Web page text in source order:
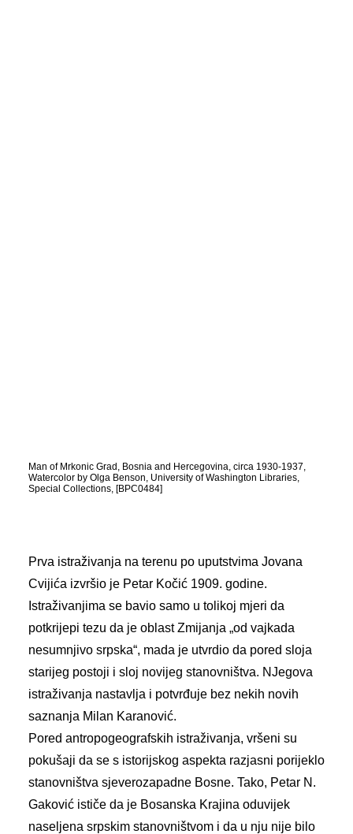
Man of Mrkonic Grad, Bosnia and Hercegovina, circa 1930-1937,
Watercolor by Olga Benson, University of Washington Libraries,
Special Collections, [BPC0484]
Prva istraživanja na terenu po uputstvima Jovana
Cvijića izvršio je Petar Kočić 1909. godine.
Istraživanjima se bavio samo u tolikoj mjeri da
potkrijepi tezu da je oblast Zmijanja „od vajkada
nesumnjivo srpska“, mada je utvrdio da pored sloja
starijeg postoji i sloj novijeg stanovništva. NJegova
istraživanja nastavlja i potvrđuje bez nekih novih
saznanja Milan Karanović.
Pored antropogeografskih istraživanja, vršeni su
pokušaji da se s istorijskog aspekta razjasni porijeklo
stanovništva sjeverozapadne Bosne. Tako, Petar N.
Gaković ističe da je Bosanska Krajina oduvijek
naseljena srpskim stanovništvom i da u nju nije bilo